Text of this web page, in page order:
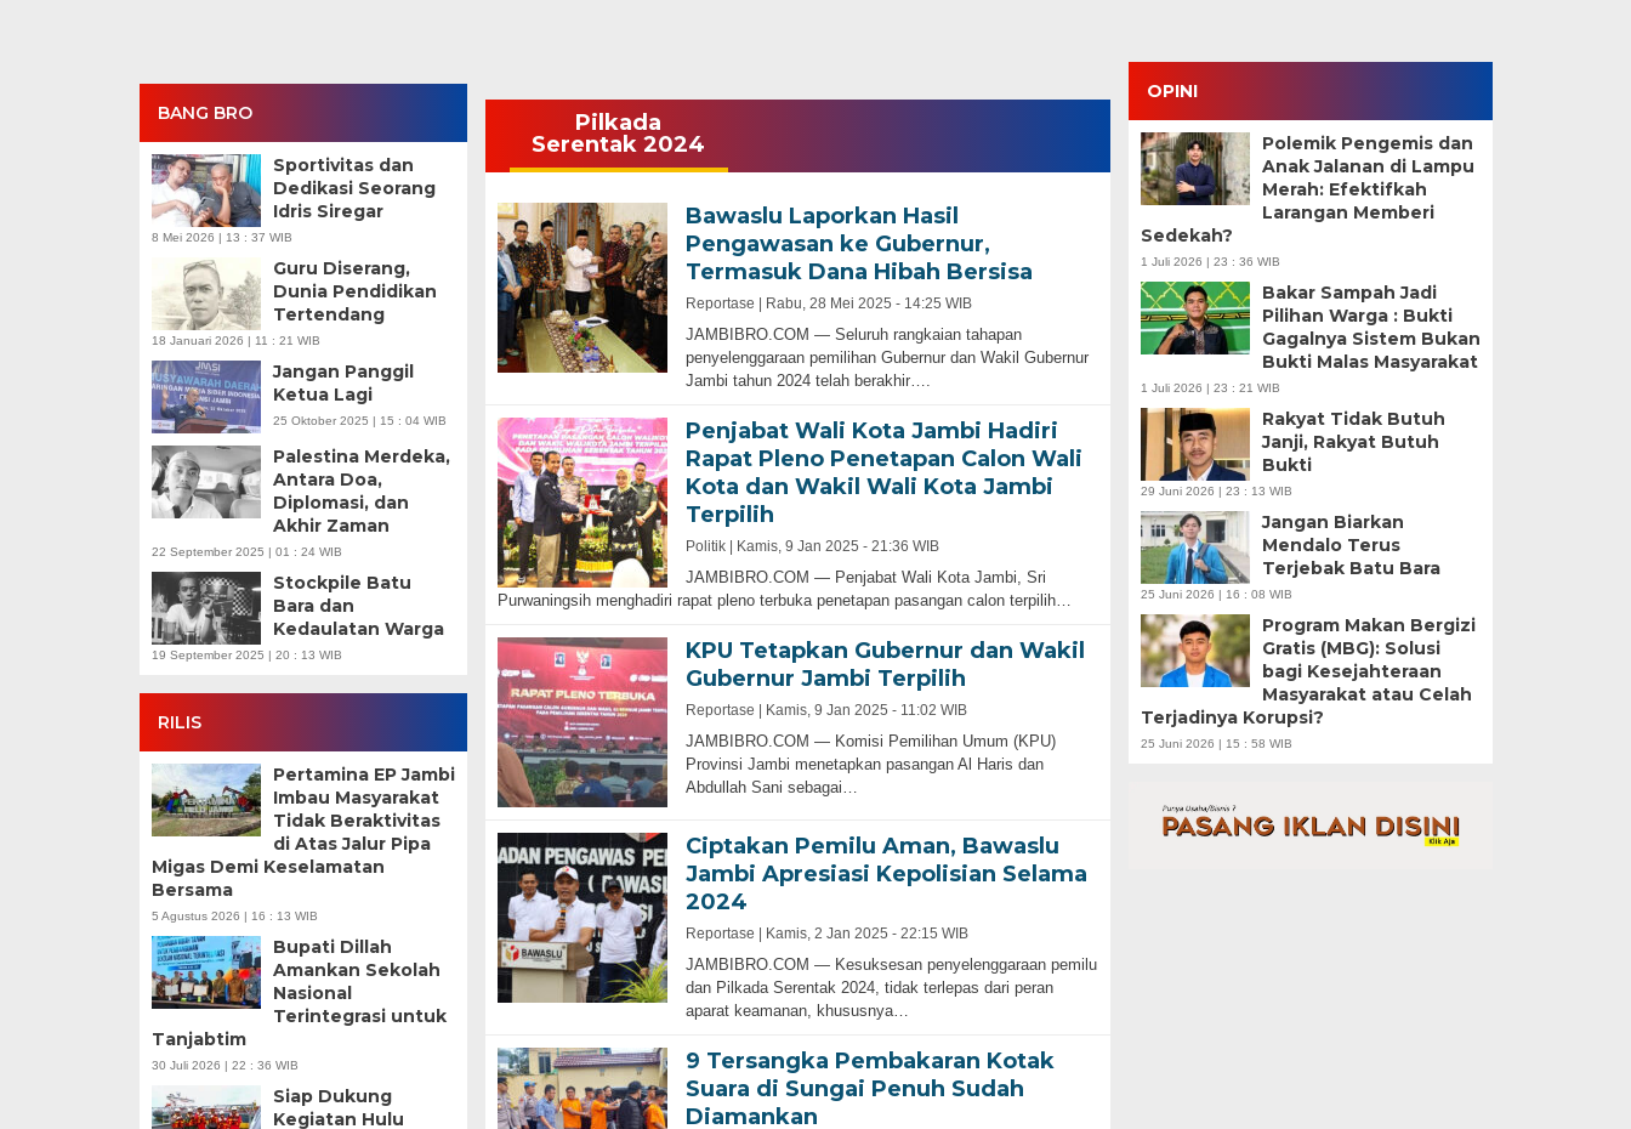
BANG BRO
Sportivitas dan
Dedikasi Seorang
Idris Siregar
8 Mei 2026 | 13 : 37 WIB
Guru Diserang,
Dunia Pendidikan
Tertendang
18 Januari 2026 | 11 : 21 WIB
Jangan Panggil
Ketua Lagi
25 Oktober 2025 | 15 : 04 WIB
Palestina Merdeka,
Antara Doa,
Diplomasi, dan
Akhir Zaman
22 September 2025 | 01 : 24 WIB
Stockpile Batu
Bara dan
Kedaulatan Warga
19 September 2025 | 20 : 13 WIB
RILIS
Pertamina EP Jambi
Imbau Masyarakat
Tidak Beraktivitas
di Atas Jalur Pipa
Migas Demi Keselamatan
Bersama
5 Agustus 2026 | 16 : 13 WIB
Bupati Dillah
Amankan Sekolah
Nasional
Terintegrasi untuk
Tanjabtim
30 Juli 2026 | 22 : 36 WIB
Siap Dukung
Kegiatan Hulu
Pilkada
Serentak 2024
Bawaslu Laporkan Hasil
Pengawasan ke Gubernur,
Termasuk Dana Hibah Bersisa
Reportase | Rabu, 28 Mei 2025 - 14:25 WIB
JAMBIBRO.COM — Seluruh rangkaian tahapan
penyelenggaraan pemilihan Gubernur dan Wakil Gubernur
Jambi tahun 2024 telah berakhir….
Penjabat Wali Kota Jambi Hadiri
Rapat Pleno Penetapan Calon Wali
Kota dan Wakil Wali Kota Jambi
Terpilih
Politik | Kamis, 9 Jan 2025 - 21:36 WIB
JAMBIBRO.COM — Penjabat Wali Kota Jambi, Sri
Purwaningsih menghadiri rapat pleno terbuka penetapan pasangan calon terpilih…
KPU Tetapkan Gubernur dan Wakil
Gubernur Jambi Terpilih
Reportase | Kamis, 9 Jan 2025 - 11:02 WIB
JAMBIBRO.COM — Komisi Pemilihan Umum (KPU)
Provinsi Jambi menetapkan pasangan Al Haris dan
Abdullah Sani sebagai…
Ciptakan Pemilu Aman, Bawaslu
Jambi Apresiasi Kepolisian Selama
2024
Reportase | Kamis, 2 Jan 2025 - 22:15 WIB
JAMBIBRO.COM — Kesuksesan penyelenggaraan pemilu
dan Pilkada Serentak 2024, tidak terlepas dari peran
aparat keamanan, khususnya…
9 Tersangka Pembakaran Kotak
Suara di Sungai Penuh Sudah
Diamankan
OPINI
Polemik Pengemis dan
Anak Jalanan di Lampu
Merah: Efektifkah
Larangan Memberi
Sedekah?
1 Juli 2026 | 23 : 36 WIB
Bakar Sampah Jadi
Pilihan Warga : Bukti
Gagalnya Sistem Bukan
Bukti Malas Masyarakat
1 Juli 2026 | 23 : 21 WIB
Rakyat Tidak Butuh
Janji, Rakyat Butuh
Bukti
29 Juni 2026 | 23 : 13 WIB
Jangan Biarkan
Mendalo Terus
Terjebak Batu Bara
25 Juni 2026 | 16 : 08 WIB
Program Makan Bergizi
Gratis (MBG): Solusi
bagi Kesejahteraan
Masyarakat atau Celah
Terjadinya Korupsi?
25 Juni 2026 | 15 : 58 WIB